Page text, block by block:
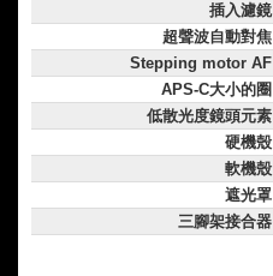
插入濾鏡
超聲波自動對焦
Stepping motor AF
APS-C大小的圈
低散光度鏡頭元素
硬機殼
軟機殼
遮光罩
三腳架接合器